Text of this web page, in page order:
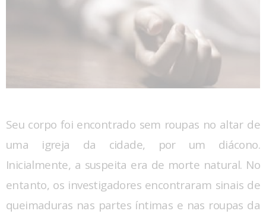
Seu corpo foi encontrado sem roupas no altar de
uma igreja da cidade, por um diácono.
Inicialmente, a suspeita era de morte natural. No
entanto, os investigadores encontraram sinais de
queimaduras nas partes íntimas e nas roupas da